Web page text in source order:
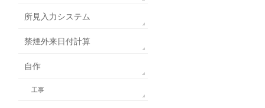
所見入力システム
禁煙外来日付計算
自作
工事